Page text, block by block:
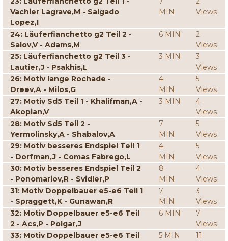
Vachier Lagrave,M - Salgado
Lopez,I
MIN
Views
24: Läuferfianchetto g2 Teil 2 -
Salov,V - Adams,M
6 MIN
2
Views
25: Läuferfianchetto g2 Teil 3 -
Lautier,J - Psakhis,L
3 MIN
3
Views
26: Motiv lange Rochade -
Dreev,A - Milos,G
4
MIN
5
Views
27: Motiv Sd5 Teil 1 - Khalifman,A -
Akopian,V
3 MIN
4
Views
28: Motiv Sd5 Teil 2 -
Yermolinsky,A - Shabalov,A
7
MIN
5
Views
29: Motiv besseres Endspiel Teil 1
- Dorfman,J - Comas Fabrego,L
4
MIN
5
Views
30: Motiv besseres Endspiel Teil 2
- Ponomariov,R - Svidler,P
8
MIN
4
Views
31: Motiv Doppelbauer e5-e6 Teil 1
- Spraggett,K - Gunawan,R
7
MIN
3
Views
32: Motiv Doppelbauer e5-e6 Teil
2 - Acs,P - Polgar,J
6 MIN
7
Views
33: Motiv Doppelbauer e5-e6 Teil
5 MIN
11